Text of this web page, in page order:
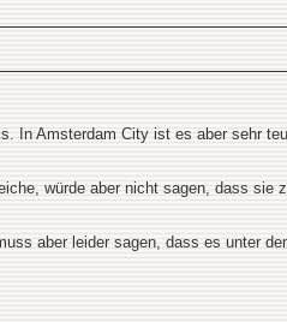
In Amsterdam City ist es aber sehr
würde aber nicht sagen, dass sie
aber leider sagen, dass es unter